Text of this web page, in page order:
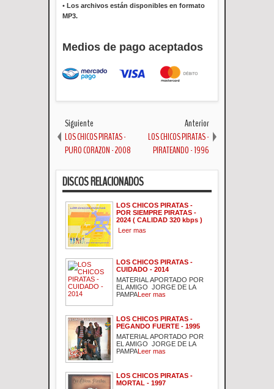
• Los archivos están disponibles en formato
MP3.
Medios de pago aceptados
Siguiente
LOS CHICOS PIRATAS -
PURO CORAZON - 2008
Anterior
LOS CHICOS PIRATAS -
PIRATEANDO - 1996
DISCOS RELACIONADOS
LOS CHICOS PIRATAS -
POR SIEMPRE PIRATAS -
2024 ( CALIDAD 320 kbps )
Leer mas
LOS CHICOS PIRATAS -
CUIDADO - 2014
MATERIAL APORTADO POR
EL AMIGO JORGE DE LA
PAMPA Leer mas
LOS CHICOS PIRATAS -
PEGANDO FUERTE - 1995
MATERIAL APORTADO POR
EL AMIGO JORGE DE LA
PAMPA Leer mas
LOS CHICOS PIRATAS -
MORTAL - 1997